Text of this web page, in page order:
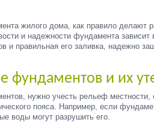
жилого дома, как правило делают
и надежности фундамента
и правильная его заливка, надежно
фундаментов и их
нужно учесть рельеф местности,
пояса. Например, если
воды могут разрушить его.